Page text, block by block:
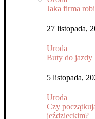
Jaka firma
27 listopada,
Uroda
Buty do jazdy
5 listopada,
Uroda
Czy
jeździeckim?